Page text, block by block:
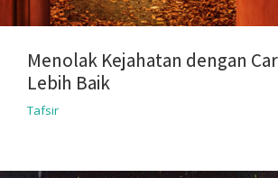
Menolak Kejahatan dengan
Lebih Baik
Tafsir